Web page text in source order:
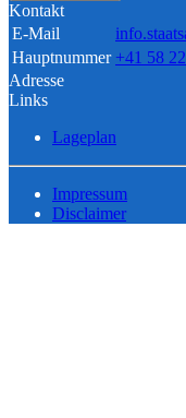
Kontakt
E-Mail
Hauptnummer +41 58
Adresse
Links
Lageplan
Impressum
Disclaimer